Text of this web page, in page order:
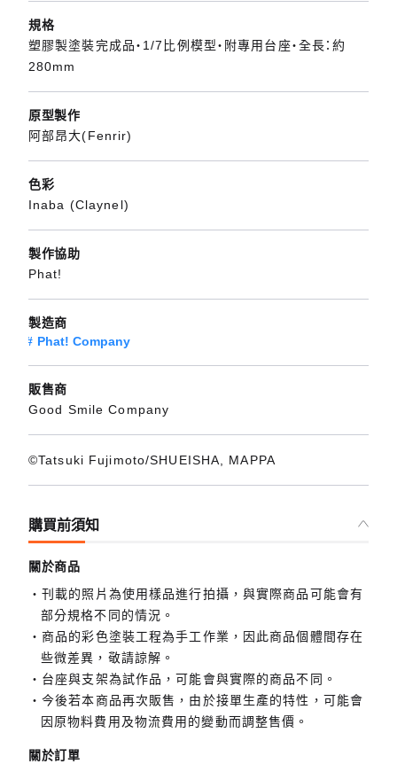
規格
塑膠製塗裝完成品・1/7比例模型・附專用台座・全長：約
280mm
原型製作
阿部昂大(Fenrir)
色彩
Inaba (Claynel)
製作協助
Phat!
製造商
Phat! Company
販售商
Good Smile Company
©Tatsuki Fujimoto/SHUEISHA, MAPPA
購買前須知
關於商品
刊載的照片為使用樣品進行拍攝，與實際商品可能會有
部分規格不同的情況。
商品的彩色塗裝工程為手工作業，因此商品個體間存在
些微差異，敬請諒解。
台座與支架為試作品，可能會與實際的商品不同。
今後若本商品再次販售，由於接單生產的特性，可能會
因原物料費用及物流費用的變動而調整售價。
關於訂單